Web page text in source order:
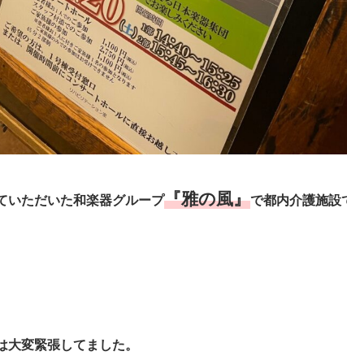
いただいた和楽器グループ『雅の風』で都内介護施設
大変緊張してました。